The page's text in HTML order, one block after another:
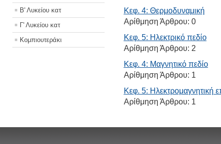
Β' Λυκείου κατ
Γ' Λυκείου κατ
Κομπιουτεράκι
Κεφ. 4: Θερμοδυναμική
Αρίθμηση Άρθρου: 0
Κεφ. 5: Ηλεκτρικό πεδίο
Αρίθμηση Άρθρου: 2
Κεφ. 4: Μαγνητικό πεδίο
Αρίθμηση Άρθρου: 1
Κεφ. 5: Ηλεκτρομαγνητική
Αρίθμηση Άρθρου: 1